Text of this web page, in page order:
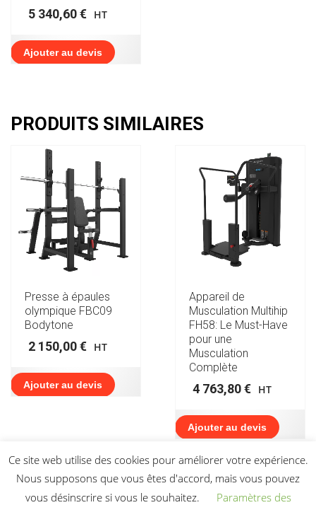
5 340,60€ HT
Ajouter au devis
PRODUITS SIMILAIRES
Presse à épaules
olympique FBC09
Bodytone
2 150,00€ HT
Ajouter au devis
Appareil de
Musculation Multihip
FH58: Le Must-Have
pour une
Musculation
Complète
4 763,80€ HT
Ajouter au devis
Ce site web utilise des cookies pour améliorer votre expérience.
Nous supposons que vous êtes d'accord, mais vous pouvez
vous désinscrire si vous le souhaitez.
Paramètres des